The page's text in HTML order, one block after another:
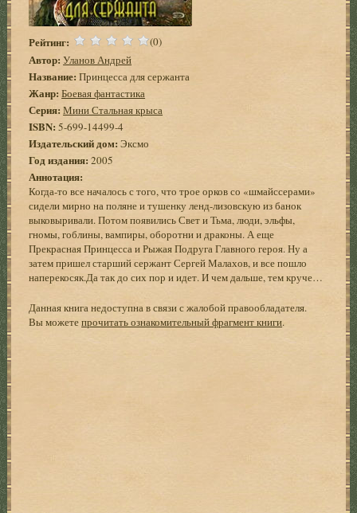
Рейтинг: (0)
Автор: Уланов Андрей
Название: Принцесса для сержанта
Жанр: Боевая фантастика
Серия: Мини Стальная крыса
ISBN:5-699-14499-4
Издательский дом: Эксмо
Год издания: 2005
Аннотация:
Когда-то все началось с того, что трое орков со «шмайссерами»
сидели мирно на поляне и тушенку ленд-лизовскую из банок
выковыривали. Потом появились Свет и Тьма, люди, эльфы,
гномы, гоблины, вампиры, оборотни и драконы. А еще
Прекрасная Принцесса и Рыжая Подруга Главного героя. Ну а
затем пришел старший сержант Сергей Малахов, и все пошло
наперекосяк.Да так до сих пор и идет. И чем дальше, тем круче…
Данная книга недоступна в связи с жалобой правообладателя.
Вы можетепрочитать ознакомительный фрагмент книги.